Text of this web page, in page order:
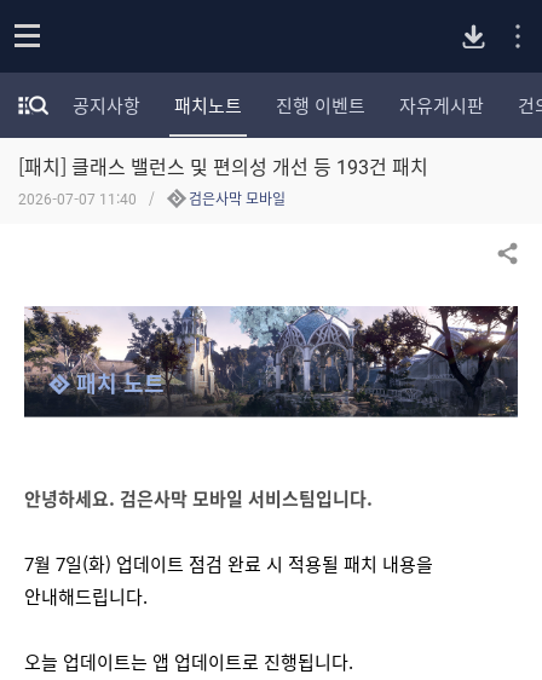
p
e
n
다
운
모
험
가
포
리
전
체
보
공지사항 패치노트 진행 이벤트 자유게시판 건
[패치] 클래스 밸런스 및 편의성 개선 등 193건 패치
2026-07-07 11:40 검은사막 모바일
공유하기
패치 노트
안녕하세요. 검은사막 모바일 서비스팀입니다.
7월 7일(화) 업데이트 점검 완료 시 적용될 패치 내용을
안내해드립니다.
오늘 업데이트는 앱 업데이트로 진행됩니다.